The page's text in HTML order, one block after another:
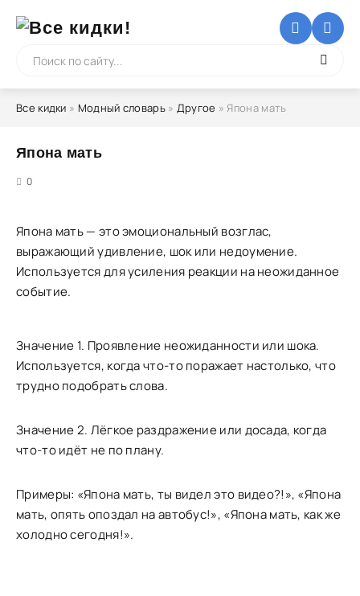
Все кидки » Модный словарь» Другое » Япона мать
Япона мать
0
Япона мать — это эмоциональный возглас,
выражающий удивление, шок или недоумение.
Используется для усиления реакции на неожиданное
событие.
Значение 1. Проявление неожиданности или шока.
Используется, когда что-то поражает настолько, что
трудно подобрать слова.
Значение 2. Лёгкое раздражение или досада, когда
что-то идёт не по плану.
Примеры: «Япона мать, ты видел это видео?!», «Япона
мать, опять опоздал на автобус!», «Япона мать, как же
холодно сегодня!».